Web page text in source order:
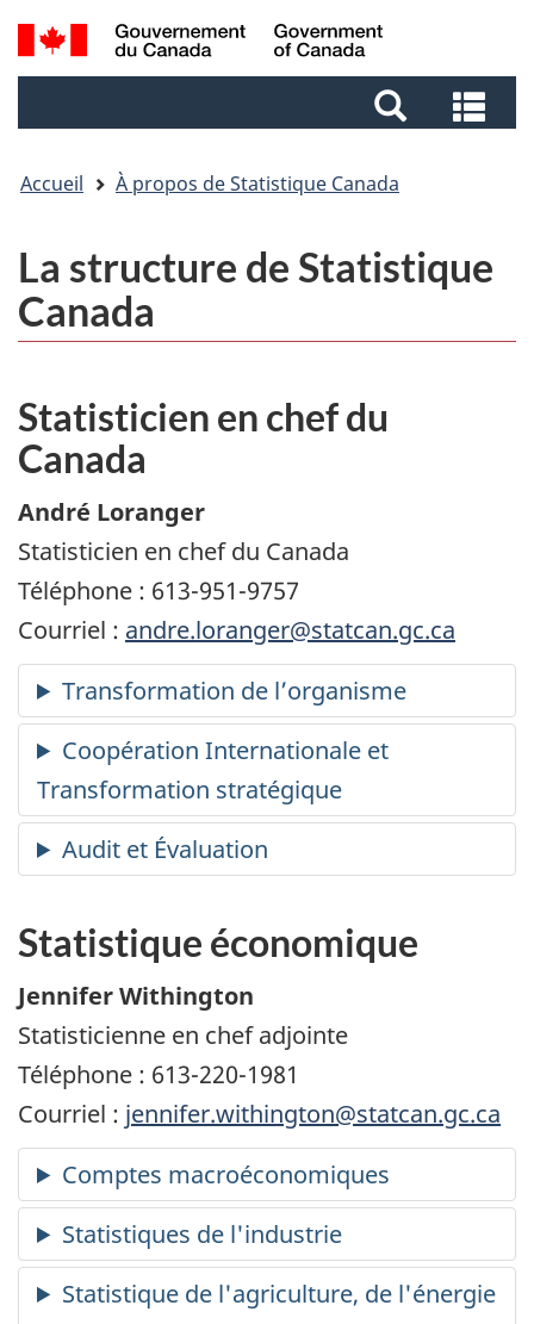
Aller
au
Aller
au
Passer
à
Recherche
et
et
Accueil À propos de Statistique Canada
La structure de Statistique
Canada
Statisticien en chef du
Canada
André Loranger
Statisticien en chef du Canada
Téléphone : 613-951-9757
Courriel : andre.loranger@statcan.gc.ca
Statistique économique
Jennifer Withington
Statisticienne en chef adjointe
Téléphone : 613-220-1981
Courriel : jennifer.withington@statcan.gc.ca